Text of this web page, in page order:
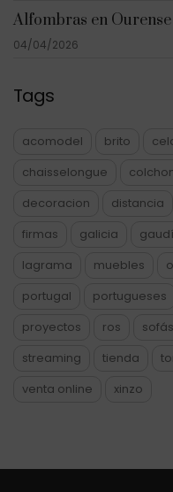
Alfombras en Ourense
04/04/2026
Tags
acomodel brito
chaisselongue
decoracion
distancia
firmas
galicia gaudí
lagrama
muebles
portugal
portugueses
proyectos
ros sofás
streaming
tienda
venta online
xinzo